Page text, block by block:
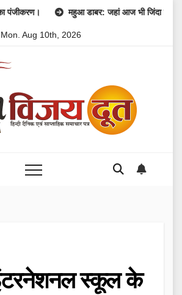
महुआ डाबर: जहां आज भी जिंदा है 1857 की
Mon. Aug 10th, 2026
स्कूल के